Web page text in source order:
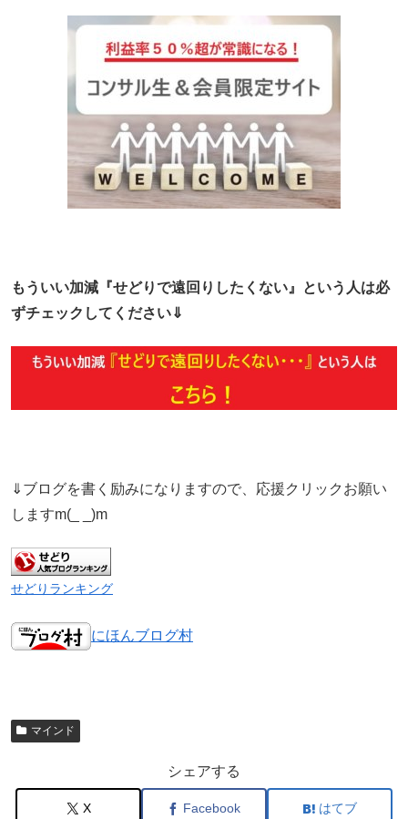
もういい加減『せどりで遠回りしたくない』という人は必
ずチェックしてください⇓
⇓ブログを書く励みになりますので、応援クリックお願い
しますm(_ _)m
せどりランキング
にほんブログ村
マインド
シェアする
X Facebook はてブ